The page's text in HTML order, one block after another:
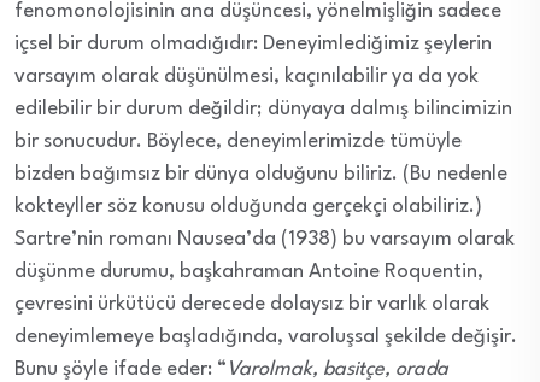
fenomonolojisinin ana düşüncesi, yönelmişliğin sadece
içsel bir durum olmadığıdır: Deneyimlediğimiz şeylerin
varsayım olarak düşünülmesi, kaçınılabilir ya da yok
edilebilir bir durum değildir; dünyaya dalmış bilincimizin
bir sonucudur. Böylece, deneyimlerimizde tümüyle
bizden bağımsız bir dünya olduğunu biliriz. (Bu nedenle
kokteyller söz konusu olduğunda gerçekçi olabiliriz.)
Sartre’nin romanı Nausea’da (1938) bu varsayım olarak
düşünme durumu, başkahraman Antoine Roquentin,
çevresini ürkütücü derecede dolaysız bir varlık olarak
deneyimlemeye başladığında, varoluşsal şekilde değişir.
Bunu şöyle ifade eder: “ Varolmak, basitçe, orada